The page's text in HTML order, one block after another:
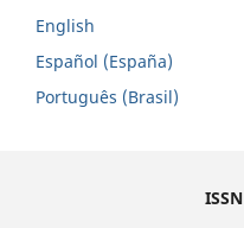
English
Español (España)
Português (Brasil)
ISSN